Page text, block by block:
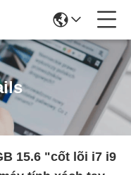
15.6 "cốt lõi i7 i9